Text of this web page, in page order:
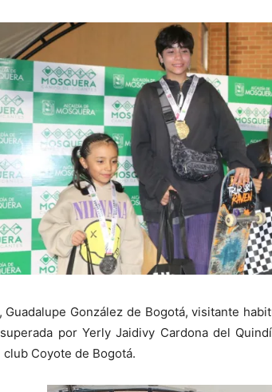
González de Bogotá, visitante
por Yerly Jaidivy Cardona del
Coyote de Bogotá.